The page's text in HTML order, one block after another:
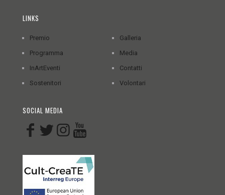
LINKS
Premio
Programma
InArtEventi
Sostenitori
Galleria
Media
Contatti
Volontari
SOCIAL MEDIA